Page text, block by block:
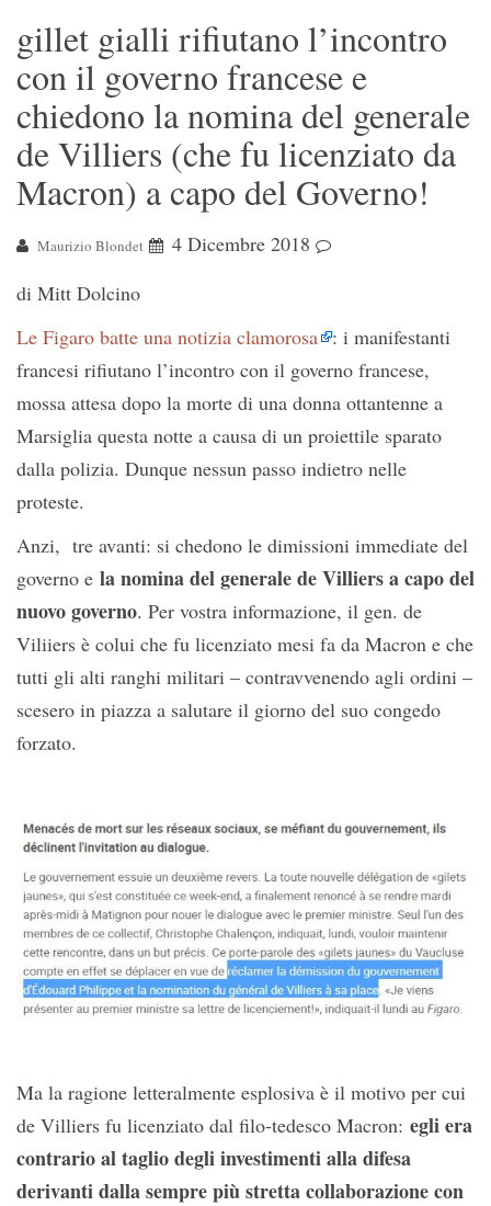
gillet gialli rifiutano l’incontro
con il governo francese e
chiedono la nomina del generale
de Villiers (che fu licenziato da
Macron) a capo del Governo!
Maurizio Blondet
4 Dicembre 2018
di Mitt Dolcino
Le Figaro batte una notizia clamorosa : i manifestanti
francesi rifiutano l’incontro con il governo francese,
mossa attesa dopo la morte di una donna ottantenne a
Marsiglia questa notte a causa di un proiettile sparato
dalla polizia. Dunque nessun passo indietro nelle
proteste.
Anzi, tre avanti: si chedono le dimissioni immediate del
governo e la nomina del generale de Villiers a capo del
nuovo governo. Per vostra informazione, il gen. de
Viliiers è colui che fu licenziato mesi fa da Macron e che
tutti gli alti ranghi militari – contravvenendo agli ordini –
scesero in piazza a salutare il giorno del suo congedo
forzato.
Ma la ragione letteralmente esplosiva è il motivo per cui
de Villiers fu licenziato dal filo-tedesco Macron: egli era
contrario al taglio degli investimenti alla difesa
derivanti dalla sempre più stretta collaborazione con